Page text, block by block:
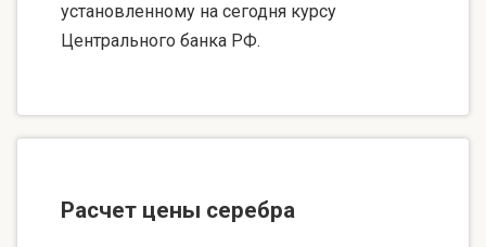
установленному на сегодня курсу
Центрального банка РФ.
Расчет цены серебра